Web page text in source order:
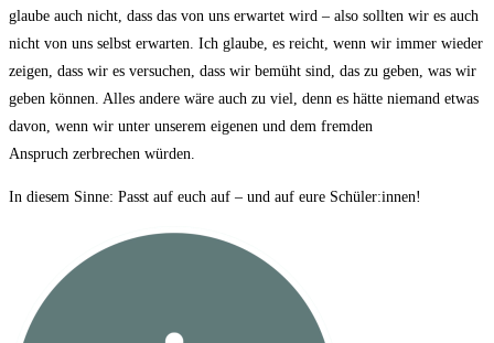
glaube auch nicht, dass das von uns erwartet wird – also sollten wir es auch
nicht von uns selbst erwarten. Ich glaube, es reicht, wenn wir immer wieder
zeigen, dass wir es versuchen, dass wir bemüht sind, das zu geben, was wir
geben können. Alles andere wäre auch zu viel, denn es hätte niemand etwas
davon, wenn wir unter unserem eigenen und dem fremden
Anspruch zerbrechen würden.
In diesem Sinne: Passt auf euch auf – und auf eure Schüler:innen!